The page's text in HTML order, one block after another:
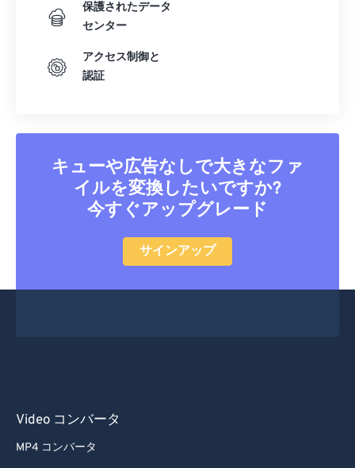
保護されたデータ
センター
アクセス制御と
認証
キューや広告なしで大きなファ
イルを変換したいですか?
今すぐアップグレード
サインアップ
Video コンバータ
MP4 コンバータ